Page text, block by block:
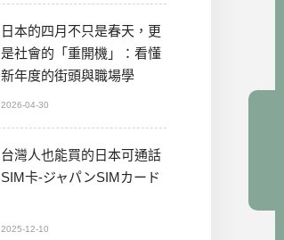
日本的四月不只是春天，更
是社會的「重開機」：看懂
新年度的街頭與職場學
2026-04-30
台灣人也能買的日本可通話
SIM卡-ジャパンSIMカード
2025-12-10